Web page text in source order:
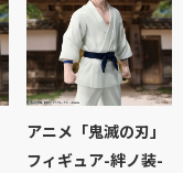
アニメ「鬼滅の刃」
フィギュア-絆ノ装-